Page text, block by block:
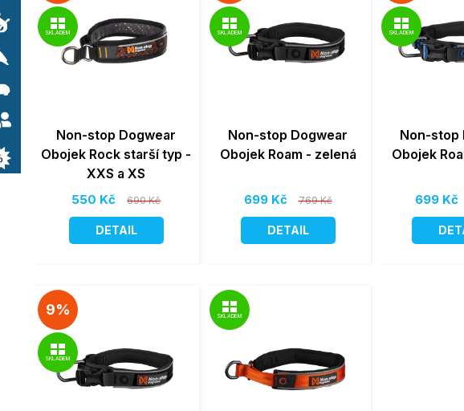
SKLADEM
Non-stop Dogwear
Obojek Rock starší typ -
XXS a XS
550 Kč 690 Kč
DETAIL
SKLADEM
Non-stop Dogwear
Obojek Roam - zelená
699 Kč 769 Kč
DETAIL
SKLADEM
Non-stop
Obojek
699 Kč
9%
SKLADEM
SKLADEM